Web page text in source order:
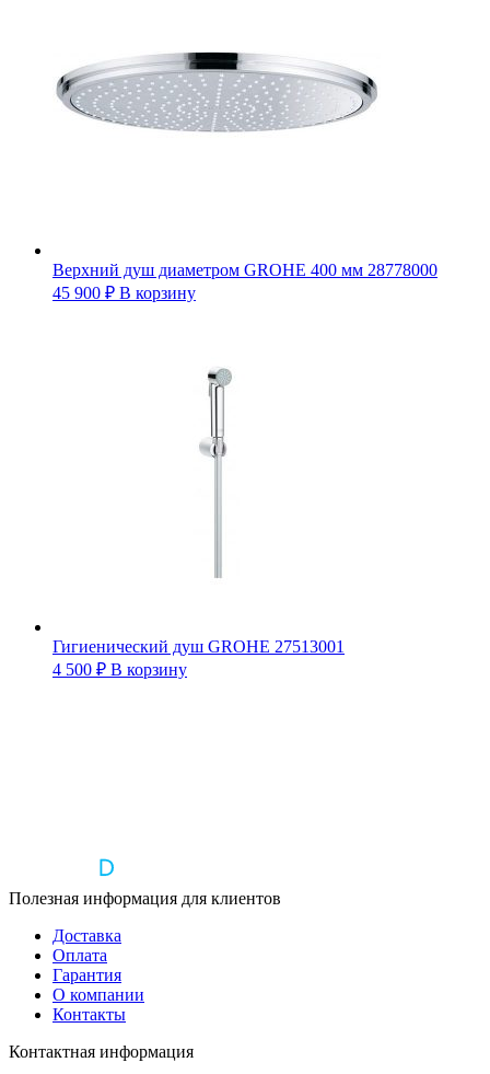
Верхний душ диаметром GROHE 400 мм 28778000
45 900 ₽ В корзину
Гигиенический душ GROHE 27513001
4 500 ₽ В корзину
Полезная информация для клиентов
Доставка
Оплата
Гарантия
О компании
Контакты
Контактная информация